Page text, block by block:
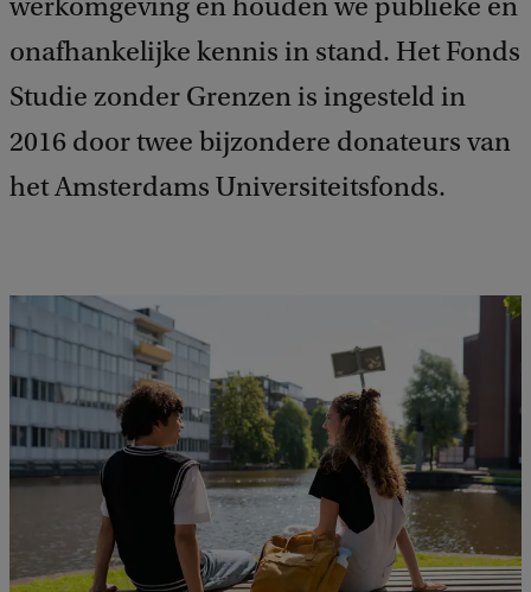
werkomgeving en houden we publieke en
onafhankelijke kennis in stand. Het Fonds
Studie zonder Grenzen is ingesteld in
2016 door twee bijzondere donateurs van
het Amsterdams Universiteitsfonds.